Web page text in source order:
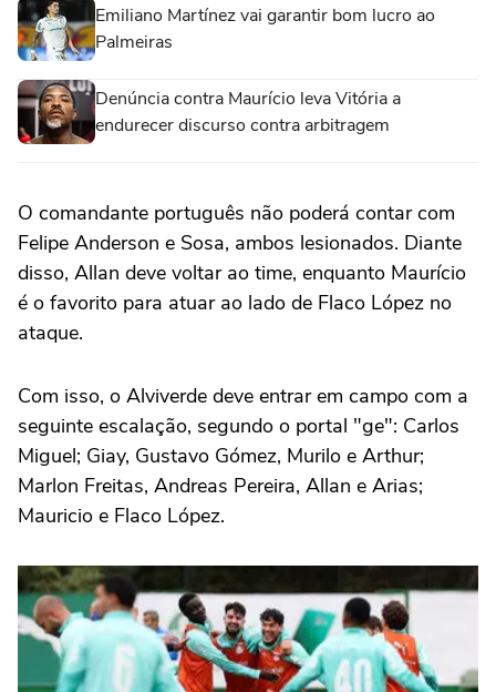
Emiliano Martínez vai garantir bom lucro ao
Palmeiras
Denúncia contra Maurício leva Vitória a
endurecer discurso contra arbitragem
O comandante português não poderá contar com
Felipe Anderson e Sosa, ambos lesionados. Diante
disso, Allan deve voltar ao time, enquanto Maurício
é o favorito para atuar ao lado de Flaco López no
ataque.
Com isso, o Alviverde deve entrar em campo com a
seguinte escalação, segundo o portal "ge": Carlos
Miguel; Giay, Gustavo Gómez, Murilo e Arthur;
Marlon Freitas, Andreas Pereira, Allan e Arias;
Mauricio e Flaco López.